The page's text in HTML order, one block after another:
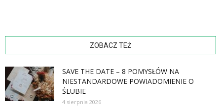
ZOBACZ TEŻ
SAVE THE DATE – 8 POMYSŁÓW NA
NIESTANDARDOWE POWIADOMIENIE O
ŚLUBIE
4 sierpnia 2026